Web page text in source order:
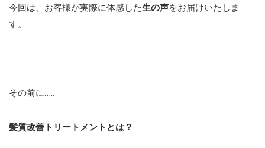
今回は、お客様が実際に体感した生の声をお届けいたしま
す。
その前に…..
髪質改善トリートメントとは？